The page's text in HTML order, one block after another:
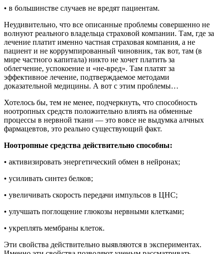
• в большинстве случаев не вредят пациентам.
Неудивительно, что все описанные проблемы совершенно не
волнуют реального владельца страховой компании. Там, где за
лечение платит именно частная страховая компания, а не
пациент и не коррумпированный чиновник, так вот, там (в
мире частного капитала) никто не хочет платить за
облегчение, успокоение и «не-вред». Там платят за
эффективное лечение, подтверждаемое методами
доказательной медицины. А вот с этим проблемы…
Хотелось бы, тем не менее, подчеркнуть, что способность
ноотропных средств положительно влиять на обменные
процессы в нервной ткани — это вовсе не выдумка алчных
фармацевтов, это реально существующий факт.
Ноотропные средства действительно способны:
• активизировать энергетический обмен в нейронах;
• усиливать синтез белков;
• увеличивать скорость передачи импульсов в ЦНС;
• улучшать поглощение глюкозы нервными клетками;
• укреплять мембраны клеток.
Эти свойства действительно выявляются в экспериментах.